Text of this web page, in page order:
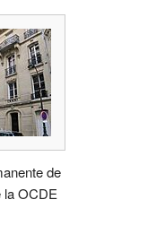
de
la OCDE